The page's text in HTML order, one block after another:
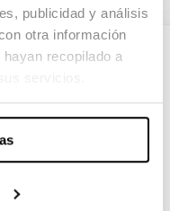
publicidad y análisis
otra información
recopilado a
bon dia, Maria comença
més alegre i bromista
… fins que finalment